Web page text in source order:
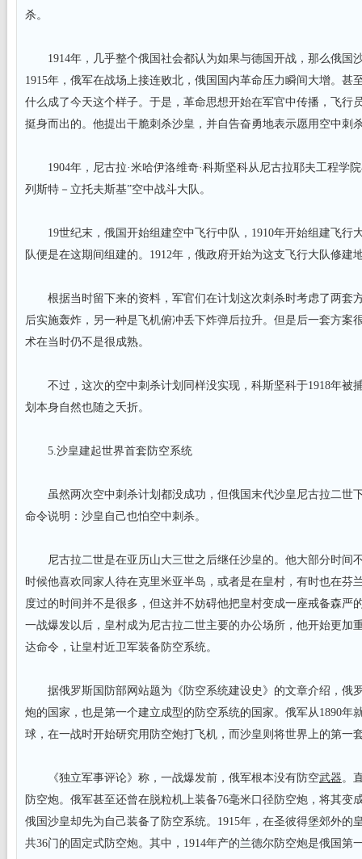
杀。
1914年，几乎整个俄国社会都认为如果与德国开战，那么俄国
1915年，俄军在战场上接连败北，俄国国内革命压力瞬间大增。甚
什么成了今天这个样子。于是，革命思想开始在军官中传播，飞行
挺身而出的。他提出干脆刺杀沙皇，并自告奋勇地表示愿用空中刺
1904年，尼古拉·米哈伊洛维奇·科斯坚科从尼古拉耶夫工程学院
列斯特－立托夫斯基”空中战斗大队。
19世纪末，俄国开始组建空中飞行中队，1910年开始组建飞行
队便是在这期间组建的。1912年，俄政府开始为这支飞行大队修建
根据当时留下来的资料，军官们在计划这次刺杀时考虑了两套
后实施轰炸，另一种是飞机俯冲丢下炸弹后拉升。但是后一套方案
术在当时仍不是很成熟。
不过，这次的空中刺杀计划同样没实现，科斯坚科于1918年被
划本身自然也随之夭折。
5.沙皇建起世界首套防空系统
虽然两次空中刺杀计划都没成功，但俄国末代沙皇尼古拉二世
命令说明：沙皇自己也怕空中刺杀。
尼古拉二世是在亚历山大三世之后继任沙皇的。他大部分时间
时候他喜欢同家人待在克里米亚半岛，或者是在皇村，有时也在芬
度过的时间并不是很多，但这并不妨碍他把皇村变成一座戒备森严
一战爆发以后，皇村成为尼古拉二世主要的办公场所，他开始更加
达命令，让皇村近卫军装备防空系统。
据俄罗斯国防部网站题为《防空系统建设史》的文章介绍，俄
炮的国家，也是第一个建立成型的防空系统的国家。俄军从1890年
球，在一战时开始研究用防空炮打飞机，而沙皇则将世界上的第一
《独立军事评论》称，一战爆发前，俄军根本没有防空武器。
防空炮。俄军甚至还曾在脱粒机上装备76毫米口径防空炮，将其变
俄国沙皇却先为自己装备了防空系统。1915年，在圣彼得堡郊外的
共36门的固定式防空炮。其中，1914年产的兰德尔防空炮是俄国第